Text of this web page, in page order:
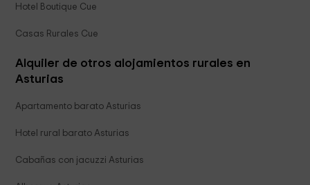
Hotel Boutique Cue
Casas Rurales Cue
Alquiler de otros alojamientos rurales en
Asturias
Apartamento barato Asturias
Hotel rural barato Asturias
Cabañas con jacuzzi Asturias